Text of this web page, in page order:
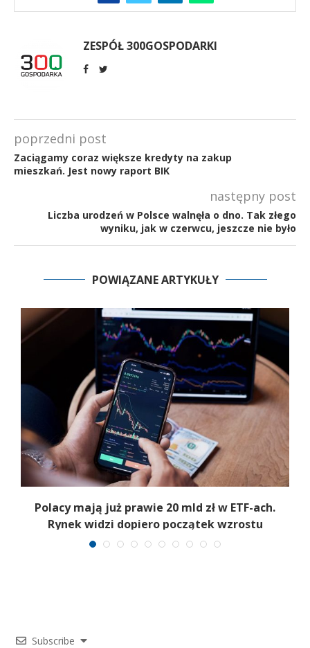
ZESPÓŁ 300GOSPODARKI
poprzedni post
Zaciągamy coraz większe kredyty na zakup
mieszkań. Jest nowy raport BIK
następny post
Liczba urodzeń w Polsce walnęła o dno. Tak złego
wyniku, jak w czerwcu, jeszcze nie było
POWIĄZANE ARTYKUŁY
Polacy mają już prawie 20 mld zł w ETF-ach.
Rynek widzi dopiero początek wzrostu
Subscribe